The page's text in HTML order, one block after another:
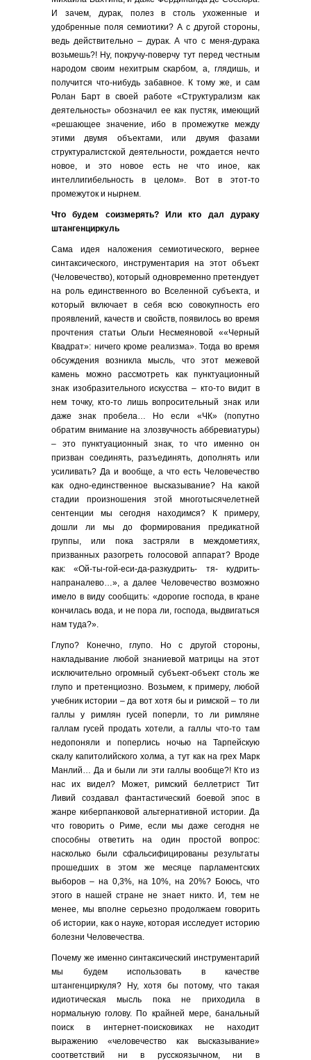
И зачем, дурак, полез в столь ухоженные и
удобренные поля семиотики? А с другой стороны,
ведь действительно – дурак. А что с меня-дурака
возьмешь?! Ну, покручу-поверчу тут перед честным
народом своим нехитрым скарбом, а, глядишь, и
получится что-нибудь забавное. К тому же, и сам
Ролан Барт в своей работе «Структурализм как
деятельность» обозначил ее как пустяк, имеющий
«решающее значение, ибо в промежутке между
этими двумя объектами, или двумя фазами
структуралистской деятельности, рождается нечто
новое, и это новое есть не что иное, как
интеллигибельность в целом». Вот в этот-то
промежуток и нырнем.
Что будем соизмерять? Или кто дал дураку
штангенциркуль
Сама идея наложения семиотического, вернее
синтаксического, инструментария на этот объект
(Человечество), который одновременно претендует
на роль единственного во Вселенной субъекта, и
который включает в себя всю совокупность его
проявлений, качеств и свойств, появилось во время
прочтения статьи Ольги Несмеяновой ««Черный
Квадрат»: ничего кроме реализма». Тогда во время
обсуждения возникла мысль, что этот межевой
камень можно рассмотреть как пунктуационный
знак изобразительного искусства – кто-то видит в
нем точку, кто-то лишь вопросительный знак или
даже знак пробела… Но если «ЧК» (попутно
обратим внимание на злозвучность аббревиатуры)
– это пунктуационный знак, то что именно он
призван соединять, разъединять, дополнять или
усиливать? Да и вообще, а что есть Человечество
как одно-единственное высказывание? На какой
стадии произношения этой многотысячелетней
сентенции мы сегодня находимся? К примеру,
дошли ли мы до формирования предикатной
группы, или пока застряли в междометиях,
призванных разогреть голосовой аппарат? Вроде
как: «Ой-ты-гой-еси-да-разкудрить- тя- кудрить-
напраналево…», а далее Человечество возможно
имело в виду сообщить: «дорогие господа, в кране
кончилась вода, и не пора ли, господа, выдвигаться
нам туда?».
Глупо? Конечно, глупо. Но с другой стороны,
накладывание любой знаниевой матрицы на этот
исключительно огромный субъект-объект столь же
глупо и претенциозно. Возьмем, к примеру, любой
учебник истории – да вот хотя бы и римской – то ли
галлы у римлян гусей поперли, то ли римляне
галлам гусей продать хотели, а галлы что-то там
недопоняли и поперлись ночью на Тарпейскую
скалу капитолийского холма, а тут как на грех Марк
Манлий… Да и были ли эти галлы вообще?! Кто из
нас их видел? Может, римский беллетрист Тит
Ливий создавал фантастический боевой эпос в
жанре киберпанковой альтернативной истории. Да
что говорить о Риме, если мы даже сегодня не
способны ответить на один простой вопрос:
насколько были сфальсифицированы результаты
прошедших в этом же месяце парламентских
выборов – на 0,3%, на 10%, на 20%? Боюсь, что
этого в нашей стране не знает никто. И, тем не
менее, мы вполне серьезно продолжаем говорить
об истории, как о науке, которая исследует историю
болезни Человечества.
Почему же именно синтаксический инструментарий
мы будем использовать в качестве
штангенциркуля? Ну, хотя бы потому, что такая
идиотическая мысль пока не приходила в
нормальную голову. По крайней мере, банальный
поиск в интернет-поисковиках не находит
выражению «человечество как высказывание»
соответствий ни в русскоязычном, ни в